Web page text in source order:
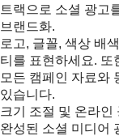
트랙으로 소셜 광고
브랜드화.
로고, 글꼴, 색상 배
티를 표현하세요. 또
모든 캠페인 자료와
있습니다.
크기 조절 및 온라인
완성된 소셜 미디어